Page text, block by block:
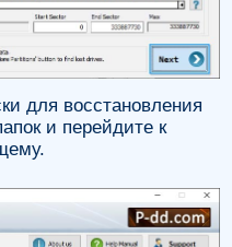
для восстановления
и перейдите к